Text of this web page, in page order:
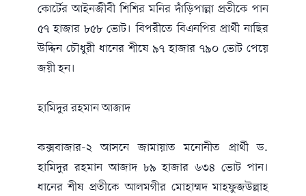
কোর্টের আইনজীবী শিশির মনির দাঁড়িপাল্লা প্রতীকে পান
৫৭ হাজার ৮৫৮ ভোট। বিপরীতে বিএনপির প্রার্থী নাছির
উদ্দিন চৌধুরী ধানের শীষে ৯৭ হাজার ৭৯০ ভোট পেয়ে
জয়ী হন।
হামিদুর রহমান আজাদ
কক্সবাজার-২ আসনে জামায়াত মনোনীত প্রার্থী ড.
হামিদুর রহমান আজাদ ৮৯ হাজার ৬৩৪ ভোট পান।
ধানের শীষ প্রতীকে আলমগীর মোহাম্মদ মাহফুজউল্লাহ